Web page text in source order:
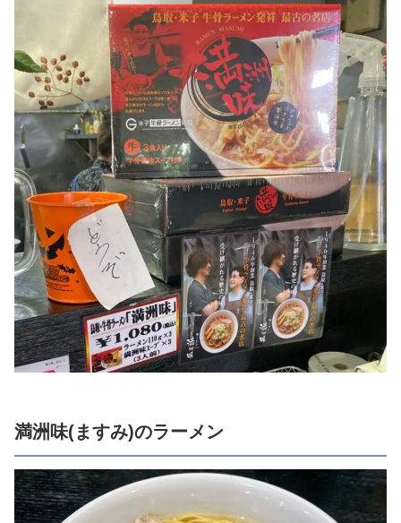
満洲味(ますみ)のラーメン